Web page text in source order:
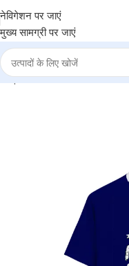
नेविगेशन पर जाएं
मुख्य सामग्री पर जाएं
| Round Neck T-Shirt